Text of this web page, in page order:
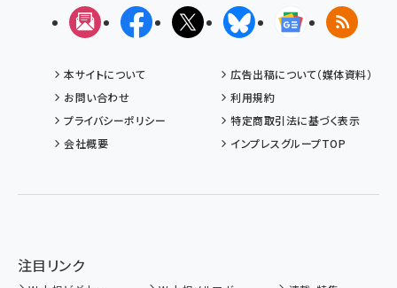
メルマガFacebookX(エックス)BlueskyGoogleニュ
RSS
本サイトについて
広告出稿について（媒体資料）
お問い合わせ
利用規約
プライバシーポリシー
特定商取引法に基づく表示
会社概要
インプレスグループTOP
注目リンク